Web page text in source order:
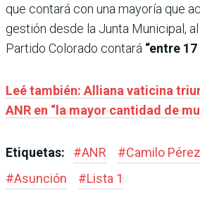
que contará con una mayoría que
gestión desde la Junta Municipal,
Partido Colorado contará “entre
Leé también: Alliana vaticina
ANR en “la mayor cantidad de
Etiquetas: #ANR #Camilo Pérez
#Asunción #Lista 1